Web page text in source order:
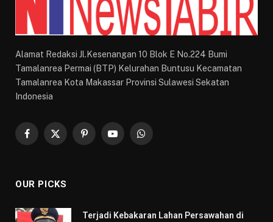
Alamat Redaksi Jl.Kesenangan 10 Blok E No.224 Bumi
Tamalanrea Permai (BTP) Kelurahan Buntusu Kecamatan
Tamalanrea Kota Makassar Provinsi Sulawesi Sekatan
Indonesia
Facebook
X
PinterestYouTubeWhatsApp
OUR PICKS
Terjadi Kebakaran Lahan Persawahan di